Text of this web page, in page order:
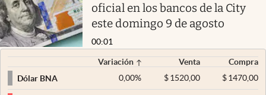
oficial en los bancos de la City
este domingo 9 de agosto
00:01
Variación Venta
Compra
Dólar BNA
0,00% $ 1520,00 $1470,00